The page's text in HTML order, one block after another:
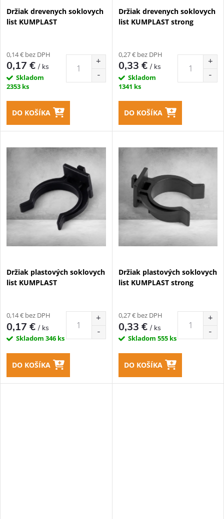
p
o
d
u
k
v
p
r
o
d
u
k
t
v
Držiak drevenych soklovych
list KUMPLAST
0,14 € bez DPH
0,17 €/ ks
Skladom
2353 ks
DO KOŠÍKA
Držiak drevenych soklovych
list KUMPLAST strong
0,27 € bez DPH
0,33 €/ ks
Skladom
1341 ks
DO KOŠÍKA
Držiak plastových soklovych
list KUMPLAST
0,14 € bez DPH
0,17 €/ ks
Skladom 346 ks
DO KOŠÍKA
Držiak plastových soklovych
list KUMPLAST strong
0,27 € bez DPH
0,33 €/ ks
Skladom 555 ks
DO KOŠÍKA